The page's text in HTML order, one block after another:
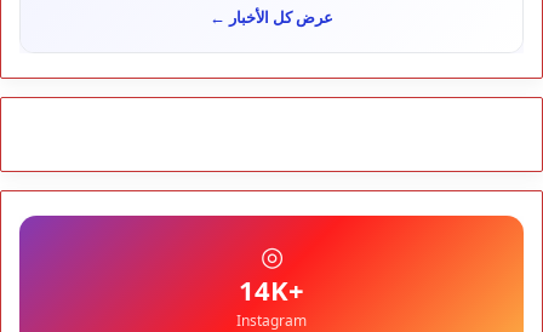
شوكي يعيد وعود الأحرار.. والمغاربة يطالبون بحساب وعود 2021
10:06 مجتمع
كارثة سبتة تتفاقم.. انتشال جثث جديدة واستمرار البحث عن هويات
مجتمع
عرض كل الأخبار ←
◎
+14K
Instagram